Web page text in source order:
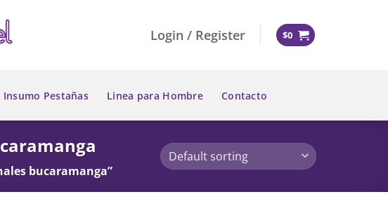
Login / Register $0
Insumo Pestañas Linea para Hombre Contacto
bucaramanga”